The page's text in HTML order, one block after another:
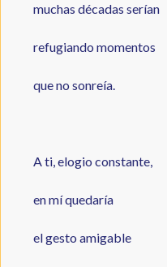
muchas décadas serían
refugiando momentos
que no sonreía.
A ti, elogio constante,
en mí quedaría
el gesto amigable